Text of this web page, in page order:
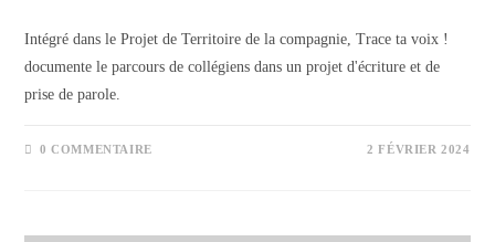
Intégré dans le Projet de Territoire de la compagnie, Trace ta voix !
documente le parcours de collégiens dans un projet d'écriture et de
prise de parole.
0 COMMENTAIRE 2 FÉVRIER 2024